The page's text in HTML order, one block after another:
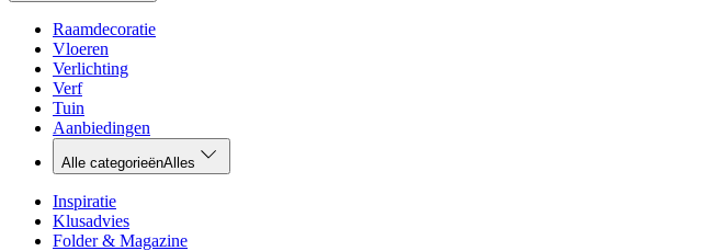
Raamdecoratie
Vloeren
Verlichting
Verf
Tuin
Aanbiedingen
Alle categorieënAlles
Inspiratie
Klusadvies
Folder & Magazine